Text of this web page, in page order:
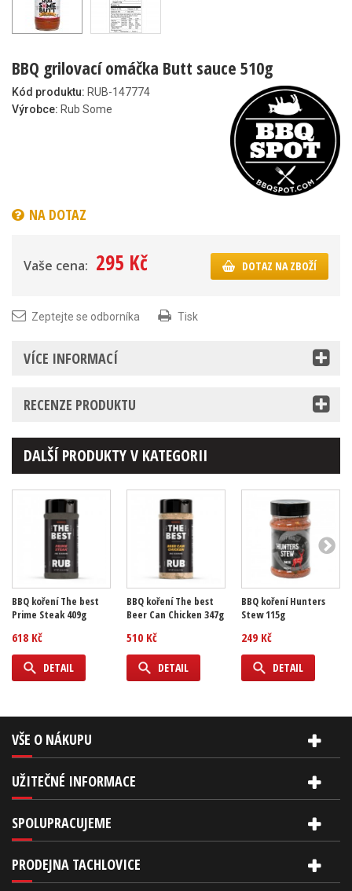
BBQ grilovací omáčka Butt sauce 510g
Kód produktu: RUB-147774
Výrobce: Rub Some
NA DOTAZ
Vaše cena: 295 Kč DOTAZ NA ZBOŽÍ
Zeptejte se odborníka Tisk
VÍCE INFORMACÍ
RECENZE PRODUKTU
DALŠÍ PRODUKTY V KATEGORII
BBQ koření The best
Prime Steak 409g
618 Kč
DETAIL
BBQ koření The best
Beer Can Chicken 347g
510 Kč
DETAIL
BBQ koření Hunters
Stew 115g
249 Kč
DETAIL
VŠE O NÁKUPU
UŽITEČNÉ INFORMACE
SPOLUPRACUJEME
PRODEJNA TACHLOVICE